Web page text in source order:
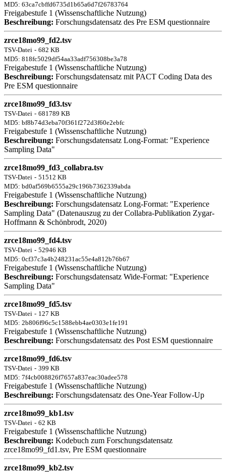
MD5: 63ca7cbffd6735d1b65a6d7f26783764
Freigabestufe 1 (Wissenschaftliche Nutzung)
Beschreibung: Forschungsdatensatz des Pre ESM questionnaire
zrce18mo99_fd2.tsv
TSV-Datei - 682 KB
MD5: 818fc5029df54aa33adf756308be3a78
Freigabestufe 1 (Wissenschaftliche Nutzung)
Beschreibung: Forschungsdatensatz mit PACT Coding Data des
Pre ESM questionnaire
zrce18mo99_fd3.tsv
TSV-Datei - 681789 KB
MD5: bf8b74d3eba70f361f272d3f60e2ebfc
Freigabestufe 1 (Wissenschaftliche Nutzung)
Beschreibung: Forschungsdatensatz Long-Format: "Experience
Sampling Data"
zrce18mo99_fd3_collabra.tsv
TSV-Datei - 51512 KB
MD5: bd0af569b6555a29c196b7362339abda
Freigabestufe 1 (Wissenschaftliche Nutzung)
Beschreibung: Forschungsdatensatz Long-Format: "Experience
Sampling Data" (Datenauszug zu der Collabra-Publikation Zygar-
Hoffmann & Schönbrodt, 2020)
zrce18mo99_fd4.tsv
TSV-Datei - 52946 KB
MD5: 0cf37c3a4b248231ac55e4a812b76b67
Freigabestufe 1 (Wissenschaftliche Nutzung)
Beschreibung: Forschungsdatensatz Wide-Format: "Experience
Sampling Data"
zrce18mo99_fd5.tsv
TSV-Datei - 127 KB
MD5: 2b806f96c5c1588ebb4ae0303e1fe191
Freigabestufe 1 (Wissenschaftliche Nutzung)
Beschreibung: Forschungsdatensatz des Post ESM questionnaire
zrce18mo99_fd6.tsv
TSV-Datei - 399 KB
MD5: 7f4cb008826f7657a837eac30adee578
Freigabestufe 1 (Wissenschaftliche Nutzung)
Beschreibung: Forschungsdatensatz des One-Year Follow-Up
zrce18mo99_kb1.tsv
TSV-Datei - 62 KB
Freigabestufe 1 (Wissenschaftliche Nutzung)
Beschreibung: Kodebuch zum Forschungsdatensatz
zrce18mo99_fd1.tsv, Pre ESM questionnaire
zrce18mo99_kb2.tsv